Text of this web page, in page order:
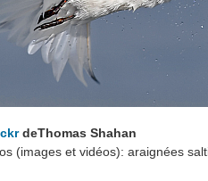
deThomas Shahan
(images et vidéos): araignées